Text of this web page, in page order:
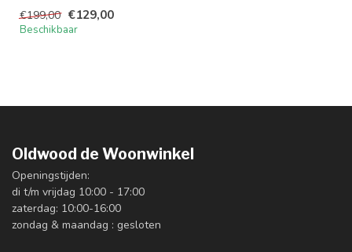
€199,00 €129,00
Beschikbaar
Oldwood de Woonwinkel
Openingstijden:
di t/m vrijdag 10:00 - 17:00
zaterdag: 10:00-16:00
zondag & maandag : gesloten